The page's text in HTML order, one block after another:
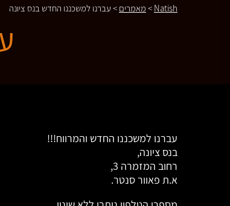
Natish
> מאמרים > עברנו למשכננו החדש בנס ציונה
עברנו למשכננו החדש והמרווח!!!
בנס ציונה,
רחוב המזמרה 3,
א.ת פאוור סנטר.